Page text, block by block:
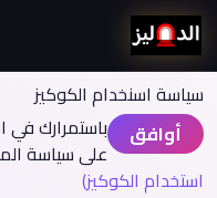
سياسة اسنخدام الكوكيز
أوافق
باستمرارك في
على سياسة
استخدام الكوكيز)